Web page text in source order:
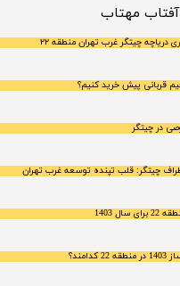
دریاچه چیتگر غرب تهران منطقه ۲۲
قربانی پیش خرید کنیم؟
در چیتگر
چیتگر: قلب تپنده توسعه غرب تهران
1403
آفتاب مهتاب